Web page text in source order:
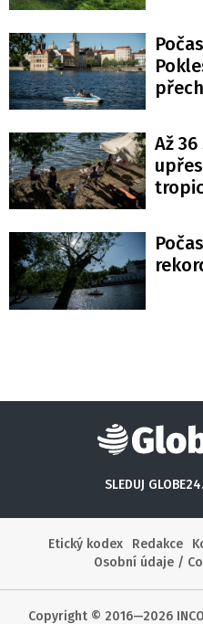
Až
SLEDUJ
Etický kodex
Redakce
Osobní údaje /
Copyright © 2016—2026